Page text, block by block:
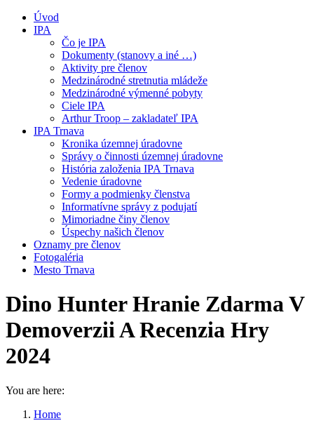
Úvod
IPA
Čo je IPA
Dokumenty (stanovy a iné …)
Aktivity pre členov
Medzinárodné stretnutia mládeže
Medzinárodné výmenné pobyty
Ciele IPA
Arthur Troop – zakladateľ IPA
IPA Trnava
Kronika územnej úradovne
Správy o činnosti územnej úradovne
História založenia IPA Trnava
Vedenie úradovne
Formy a podmienky členstva
Informatívne správy z podujatí
Mimoriadne činy členov
Úspechy našich členov
Oznamy pre členov
Fotogaléria
Mesto Trnava
Dino Hunter Hranie Zdarma V
Demoverzii A Recenzia Hry
2024
You are here:
Home